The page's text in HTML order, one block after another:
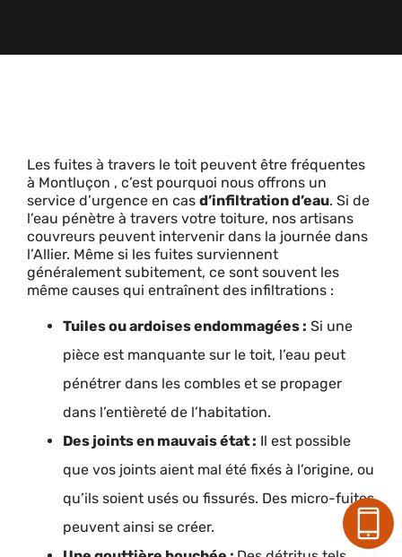
Les fuites à travers le toit peuvent être fréquentes
à Montluçon , c’est pourquoi nous offrons un
service d’urgence en cas d’infiltration d’eau. Si de
l’eau pénètre à travers votre toiture, nos artisans
couvreurs peuvent intervenir dans la journée dans
l’Allier. Même si les fuites surviennent
généralement subitement, ce sont souvent les
même causes qui entraînent des infiltrations :
Tuiles ou ardoises endommagées : Si une
pièce est manquante sur le toit, l’eau peut
pénétrer dans les combles et se propager
dans l’entièreté de l’habitation.
Des joints en mauvais état : Il est possible
que vos joints aient mal été fixés à l’origine, ou
qu’ils soient usés ou fissurés. Des micro-fuites
peuvent ainsi se créer.